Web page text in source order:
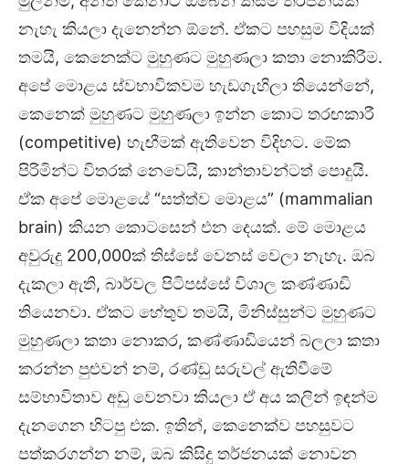
නැහැ කියලා දැනෙන්න ඕනේ. ඒකට පහසුම විදියක්
තමයි, කෙනෙක්ට මුහුණට මුහුණලා කතා නොකිරීම.
අපේ මොළය ස්වභාවිකවම හැඩගැහිලා තියෙන්නේ,
කෙනෙක් මුහුණට මුහුණලා ඉන්න කොට තරඟකාරී
(competitive) හැඟීමක් ඇතිවෙන විදිහට. මේක
පිරිමින්ට විතරක් නෙවෙයි, කාන්තාවන්ටත් පොදුයි.
ඒක අපේ මොළයේ “සත්ත්ව මොළය” (mammalian
brain) කියන කොටසෙන් එන දෙයක්. මේ මොළය
අවුරුදු 200,000ක් තිස්සේ වෙනස් වෙලා නැහැ. ඔබ
දැකලා ඇති, බාර්වල පිටිපස්සේ විශාල කණ්ණාඩි
තියෙනවා. ඒකට හේතුව තමයි, මිනිස්සුන්ට මුහුණට
මුහුණලා කතා නොකර, කණ්ණාඩියෙන් බලලා කතා
කරන්න පුළුවන් නම්, රණ්ඩු සරුවල් ඇතිවීමේ
සම්භාවිතාව අඩු වෙනවා කියලා ඒ අය කලින් ඉඳන්ම
දැනගෙන හිටපු එක. ඉතින්, කෙනෙක්ව පහසුවට
පත්කරගන්න නම්, ඔබ කිසිදු තර්ජනයක් නොවන